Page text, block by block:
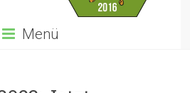
Menü